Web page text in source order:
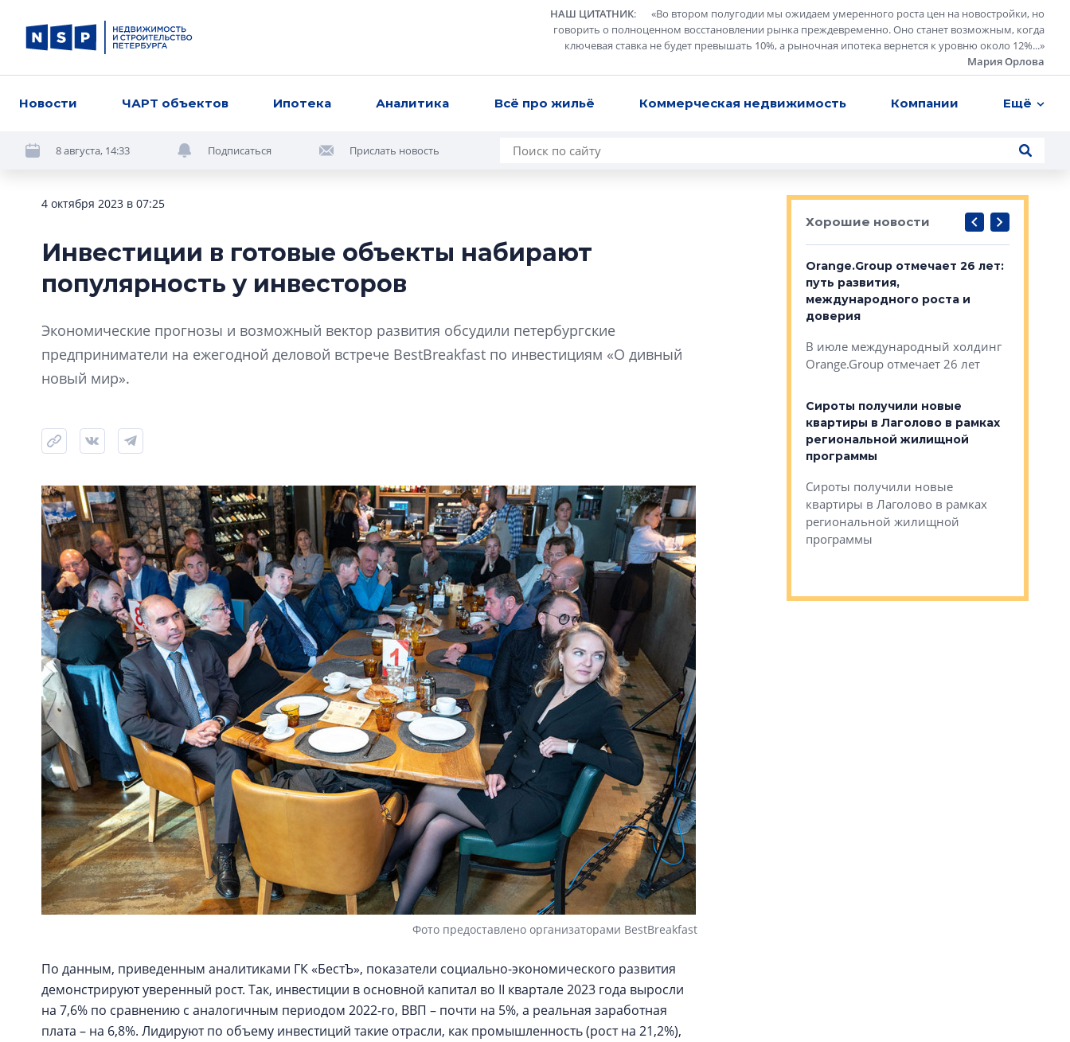
НАШ ЦИТАТНИК: «Во втором полугодии мы ожидаем умеренного роста цен на новостройки, но
говорить о полноценном восстановлении рынка преждевременно. Оно станет возможным, когда
ключевая ставка не будет превышать 10%, а рыночная ипотека вернется к уровню около 12%...»
Мария Орлова
Новости ЧАРТ объектов Ипотека Аналитика Всё про жильё Коммерческая недвижимость Компании Ещё
8 августа, 14:33 Подписаться Прислать новость
4 октября 2023 в 07:25
Инвестиции в готовые объекты набирают
популярность у инвесторов
Экономические прогнозы и возможный вектор развития обсудили петербургские
предприниматели на ежегодной деловой встрече BestBreakfast по инвестициям «О дивный
новый мир».
Фото предоставлено организаторами BestBreakfast
По данным, приведенным аналитиками ГК «БестЪ», показатели социально-экономического развития
демонстрируют уверенный рост. Так, инвестиции в основной капитал во II квартале 2023 года выросли
на 7,6% по сравнению с аналогичным периодом 2022-го, ВВП – почти на 5%, а реальная заработная
плата – на 6,8%. Лидируют по объему инвестиций такие отрасли, как промышленность (рост на 21,2%),
Хорошие новости
девятый сезон творческого
конкурса строителей «Нам песня
строить и жить помогает»
В Красногвардейском районе
Петербурга появился еще один
центр совмещенного образования
Orange.Group отмечает 26 лет:
путь развития,
международного роста и
доверия
В июле международный холдинг
Orange.Group отмечает 26 лет
Сироты получили новые
квартиры в Лаголово в рамках
региональной жилищной
программы
Сироты получили новые
квартиры в Лаголово в рамках
региональной жилищной
программы